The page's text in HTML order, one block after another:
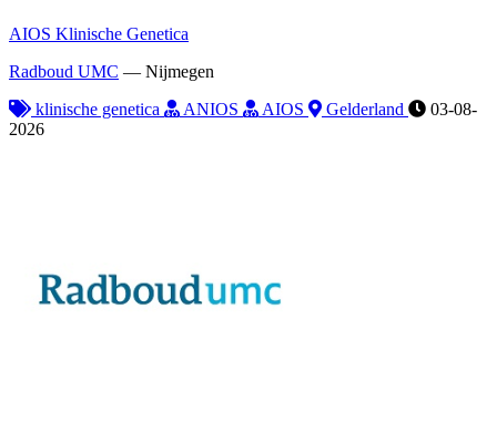
AIOS Klinische Genetica
Radboud UMC — Nijmegen
klinische genetica
ANIOS AIOS Gelderland
03-08-
2026